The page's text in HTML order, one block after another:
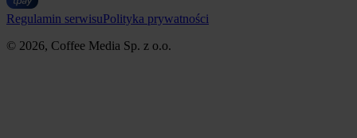
Regulamin serwisuPolityka prywatności
© 2026, Coffee Media Sp. z o.o.